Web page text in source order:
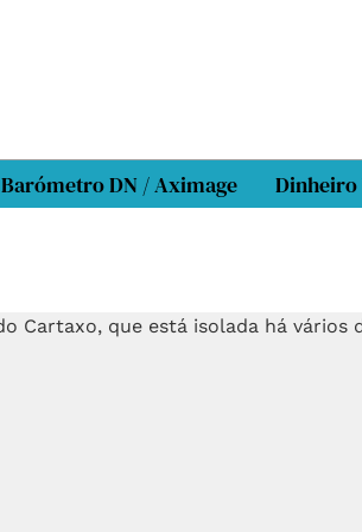
Barómetro DN / Aximage Dinheiro